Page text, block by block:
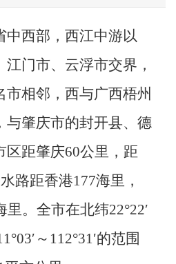
中西部，西江中游以
门市、 云浮市交界，
市相邻，西与广西梧州
与肇庆市的封开县、德
区距肇庆60公里，距
路距香港177海里，
。全市在北纬22°22′
～112°31′的范围